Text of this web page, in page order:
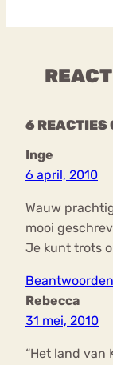
6 REACTIES
Inge
6 april, 2010
Wauw
mooi
Je kunt trots
Beantwoorden
Rebecca
31 mei, 2010
“Het land van